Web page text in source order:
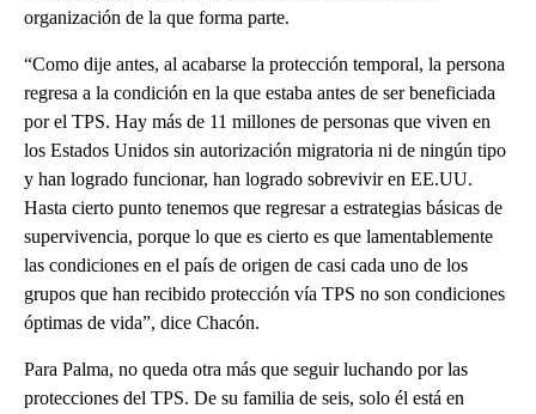
organización de la que forma parte.
“Como dije antes, al acabarse la protección temporal, la persona
regresa a la condición en la que estaba antes de ser beneficiada
por el TPS. Hay más de 11 millones de personas que viven en
los Estados Unidos sin autorización migratoria ni de ningún tipo
y han logrado funcionar, han logrado sobrevivir en EE.UU.
Hasta cierto punto tenemos que regresar a estrategias básicas de
supervivencia, porque lo que es cierto es que lamentablemente
las condiciones en el país de origen de casi cada uno de los
grupos que han recibido protección vía TPS no son condiciones
óptimas de vida”, dice Chacón.
Para Palma, no queda otra más que seguir luchando por las
protecciones del TPS. De su familia de seis, solo él está en